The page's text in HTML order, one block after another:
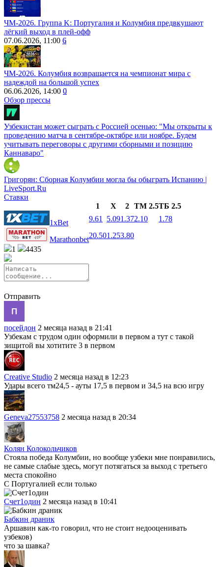
ЧМ-2026. Группа K: Португалия и Колумбия предвкушают
лёгкий выход в плей-офф
07.06.2026, 11:00 6
ЧМ-2026. Колумбия возвращается на чемпионат мира с
надеждой на большой успех
06.06.2026, 14:00 0
Обзор прессы
Узбекистан может сыграть с Россией осенью: "Мы открыты к
проведению матча в сентябре-октябре или ноябре. Будем
учитывать переговоры с другими сборными и позицию
Каннаваро"
Григорян: Сборная Колумбии могла бы обыграть Испанию |
LiveSport.Ru
Ставки
1
X 2 ТМ 2.5ТБ 2.5
1xBet
9.61 5.091.372.10 1.78
Marathonbet20.501.253.80
1
4435
Отправить
посейдон 2 месяца назад в 21:41
Узбекам с трудом один оформили в первом а тут с такой
зищитой вы хотитите 3 в первом
Creative Studio 2 месяца назад в 12:23
Удары всего тм24,5 - ауты 17,5 в первом и 34,5 на всю игру
Geneva27553758 2 месяца назад в 20:34
Колян Колокольчиков
Стояла победа Колумбии, но вообще узбеки мне понравились,
не самые слабые здесь, могут потягаться за выход с третьего
места спокойно
С Португалией если только
Cчет1один 2 месяца назад в 10:41
Бабкин драник
Аршавин как-то говорил, что не стоит недооценивать
узбеков)
что за шавка?